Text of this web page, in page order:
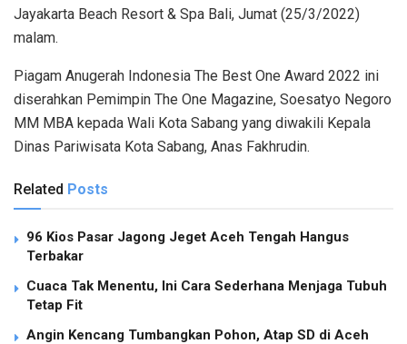
Jayakarta Beach Resort & Spa Bali, Jumat (25/3/2022)
malam.
Piagam Anugerah Indonesia The Best One Award 2022 ini
diserahkan Pemimpin The One Magazine, Soesatyo Negoro
MM MBA kepada Wali Kota Sabang yang diwakili Kepala
Dinas Pariwisata Kota Sabang, Anas Fakhrudin.
Related Posts
96 Kios Pasar Jagong Jeget Aceh Tengah Hangus
Terbakar
Cuaca Tak Menentu, Ini Cara Sederhana Menjaga Tubuh
Tetap Fit
Angin Kencang Tumbangkan Pohon, Atap SD di Aceh